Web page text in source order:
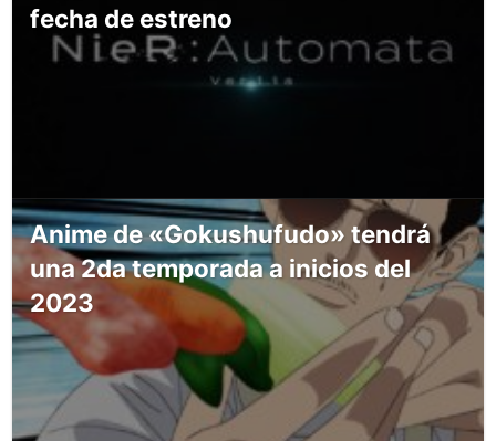
fecha de estreno
Anime de «Gokushufudo» tendrá
una 2da temporada a inicios del
2023